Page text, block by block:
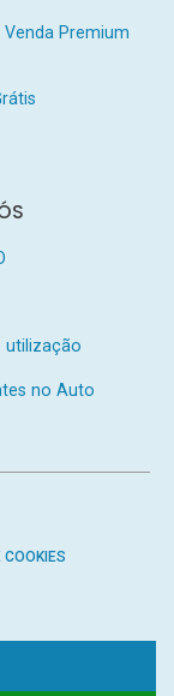
Premium
utilização
no Auto
COOKIES